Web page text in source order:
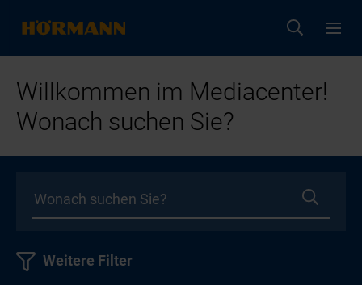
Willkommen im Mediacenter!
Wonach suchen Sie?
Weitere Filter